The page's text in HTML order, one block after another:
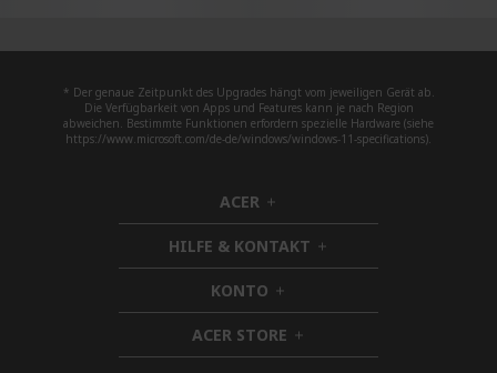
* Der genaue Zeitpunkt des Upgrades hängt vom jeweiligen Gerät ab.
Die Verfügbarkeit von Apps und Features kann je nach Region
abweichen. Bestimmte Funktionen erfordern spezielle Hardware (siehe
https://www.microsoft.com/de-de/windows/windows-11-specifications).
ACER h
i
d
d
e
n
HILFE & KONTAKT h
i
d
n
KONTO h
i
d
d
ACER STORE h
i